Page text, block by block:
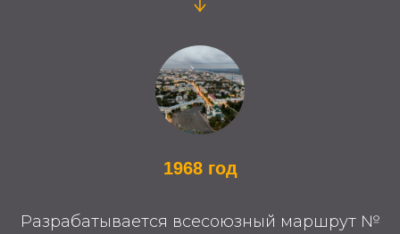
1968 год
Разрабатывается всесоюзный маршрут №